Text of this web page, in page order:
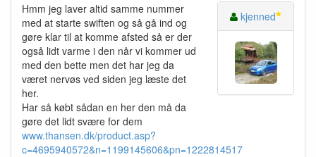
Hmm jeg laver altid samme nummer
med at starte swiften og så gå ind og
gøre klar til at komme afsted så er der
også lidt varme i den når vi kommer ud
med den bette men det har jeg da
været nervøs ved siden jeg læste det
her.
Har så købt sådan en her den må da
gøre det lidt svære for dem
www.thansen.dk/product.asp?
c=4695940572&n=1199145606&pn=1222814517
kjenned